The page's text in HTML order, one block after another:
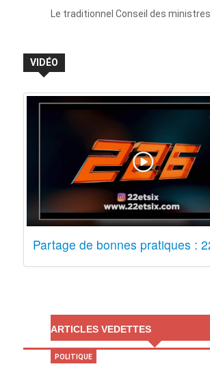
Le traditionnel Conseil des ministres
VIDÉO
Partage de bonnes pratiques :
ARTICLES VEDETTES
POLITIQUE